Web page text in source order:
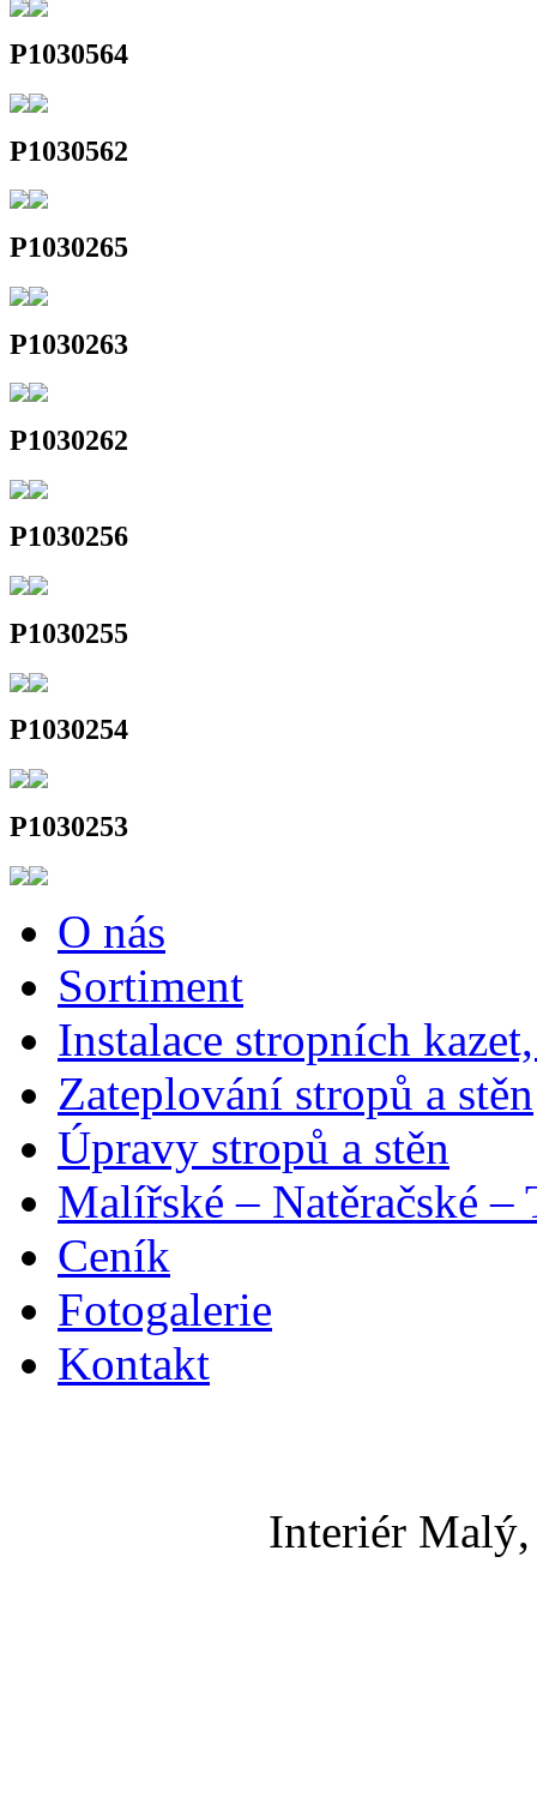
P1030564
P1030562
P1030265
P1030263
P1030262
P1030256
P1030255
P1030254
P1030253
O nás
Sortiment
Instalace stropních
Zateplování stropů a stěn
Úpravy stropů a stěn
Malířské – Natěračské –
Ceník
Fotogalerie
Kontakt
Interiér